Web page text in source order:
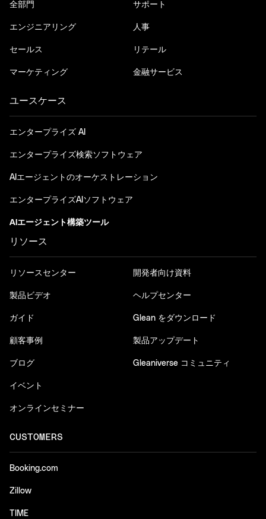
全部門
エンジニアリング
セールス
マーケティング
サポート
人事
リテール
金融サービス
ユースケース
エンタープライズ AI
エンタープライズ検索ソフトウェア
AIエージェントのオーケストレーション
エンタープライズAIソフトウェア
AIエージェント構築ツール
リソース
リソースセンター
製品ビデオ
ガイド
顧客事例
ブログ
イベント
オンラインセミナー
開発者向け資料
ヘルプセンター
Glean をダウンロード
製品アップデート
Gleaniverse コミュニティ
CUSTOMERS
Booking.com
Zillow
TIME